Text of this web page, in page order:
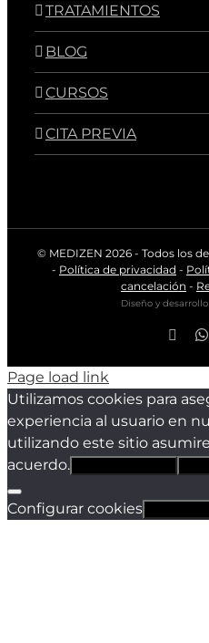
TRATAMIENTOS
BLOG
CURSOS
CITA PREVIA
© MEDIZEN 2026 - Todos los
- Política de privacidad -
cancelación -
Diseño y
Page load link
Utilizamos cookies para
experiencia al usuario en
utilizando este sitio
acuerdo.
Configurar cookies